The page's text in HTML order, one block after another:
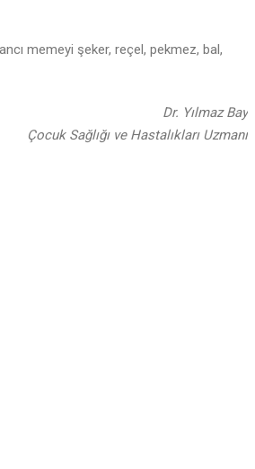
memeyi şeker, reçel, pekmez, bal,
Dr. Yılmaz Bay
Çocuk Sağlığı ve Hastalıkları Uzmanı